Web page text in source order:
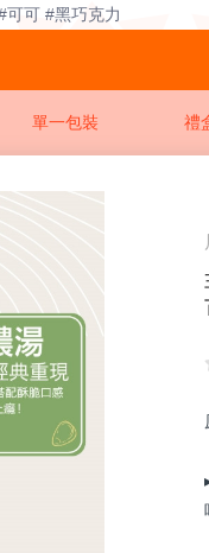
可 #黑巧克力
單一包裝 禮